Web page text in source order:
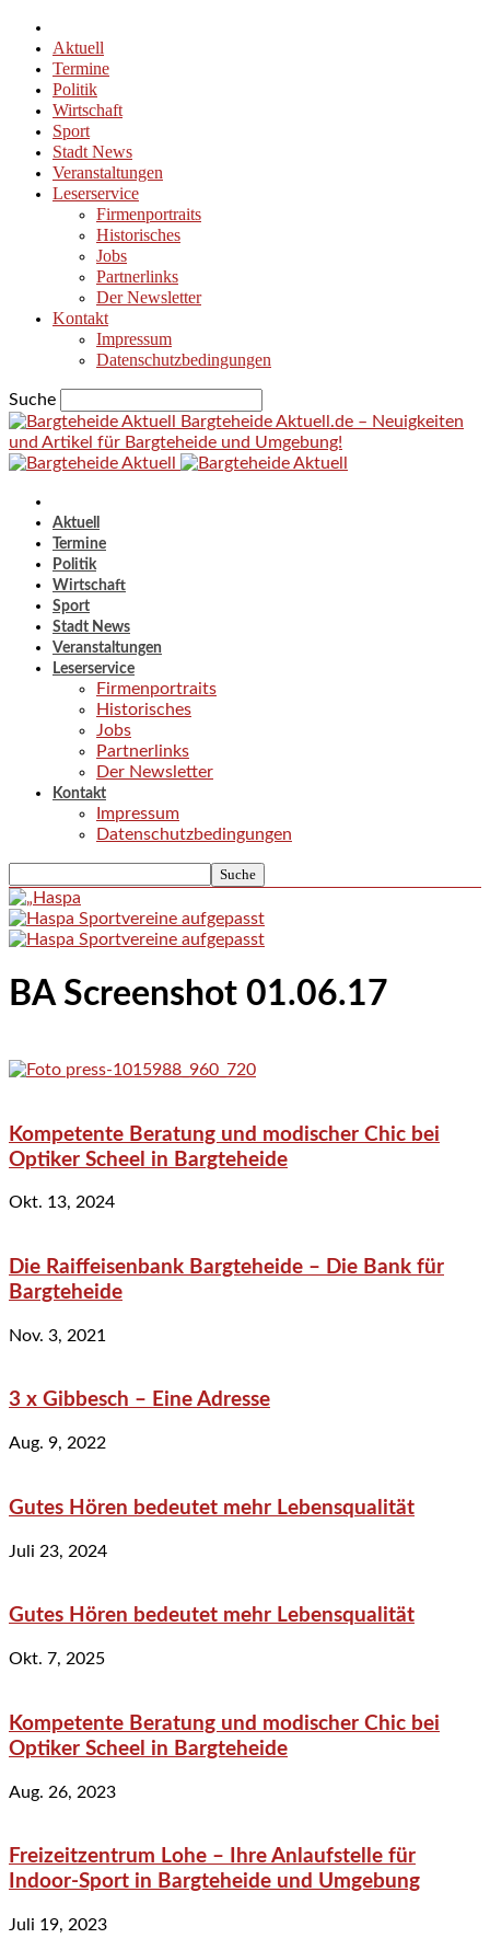
Aktuell
Termine
Politik
Wirtschaft
Sport
Stadt News
Veranstaltungen
Leserservice
Firmenportraits
Historisches
Jobs
Partnerlinks
Der Newsletter
Kontakt
Impressum
Datenschutzbedingungen
Suche
Bargteheide Aktuell.de – Neuigkeiten
und Artikel für Bargteheide und Umgebung!
Aktuell
Termine
Politik
Wirtschaft
Sport
Stadt News
Veranstaltungen
Leserservice
Firmenportraits
Historisches
Jobs
Partnerlinks
Der Newsletter
Kontakt
Impressum
Datenschutzbedingungen
BA Screenshot 01.06.17
Kompetente Beratung und modischer Chic bei
Optiker Scheel in Bargteheide
Okt. 13, 2024
Die Raiffeisenbank Bargteheide – Die Bank für
Bargteheide
Nov. 3, 2021
3 x Gibbesch – Eine Adresse
Aug. 9, 2022
Gutes Hören bedeutet mehr Lebensqualität
Juli 23, 2024
Gutes Hören bedeutet mehr Lebensqualität
Okt. 7, 2025
Kompetente Beratung und modischer Chic bei
Optiker Scheel in Bargteheide
Aug. 26, 2023
Freizeitzentrum Lohe – Ihre Anlaufstelle für
Indoor-Sport in Bargteheide und Umgebung
Juli 19, 2023